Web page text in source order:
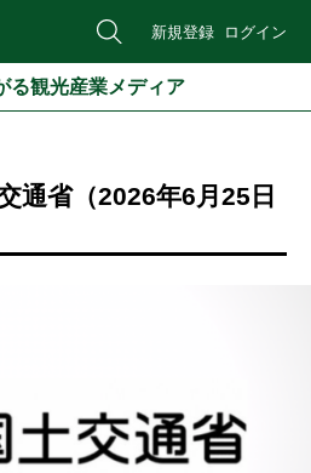
新規登録 ログイン
る観光産業メディア
通省（2026年6月25日